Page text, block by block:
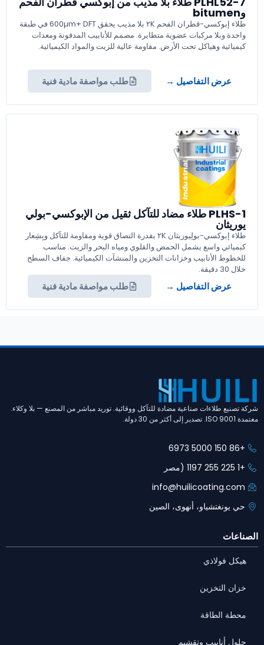
وbitumen
طلاء إبوكسي-قطران الفحم ٢K بلا مذيب يحقق 600µm+ DFT في طبقة
واحدة وبلا مركبات عضوية متطايرة. مصمم للأنابيب المدفونة ومعدات
كيميائية وهياكل تحت الأرض. مقاومة عالية للزيت والمواد الكيميائية.
عرض التفاصيل → طلب مواصفة مادية فنية
PLHS-1 طلاء مضاد للتآكل ثقيل من الإبوكسي-بولي
يوريثان
طلاء إبوكسي-بولِيوريثان ٢K بقدرة التصاق قوية ومقاومة للتآكل وبِشِعار
كيميائي واسع يشمل الحمض والقلوي ومياه البحر والزيت. مناسب
للخطوط الأنابيب وخزانات التخزين والمنشآت الكيميائية. جفاف السطح
خلال 30 دقيقة.
عرض التفاصيل → طلب مواصفة مادية فنية
شركة تصنيع طلاءات صناعية مضادة للتآكل ووقائية. توريد مباشر من المصنع — بلا وكلاء.
معتمدة ISO 9001. تصدير إلى أكثر من 30 دولة.
+86 150 5000 6973
+1 225 255 1197 (مصر
info@huilicoating.com
حي يونغتشياو، أنهوى، الصين
الصناعات
هيكل فولاذي
خزان التخزين
محطة الطاقة
حلول أنابيب وتقشيم